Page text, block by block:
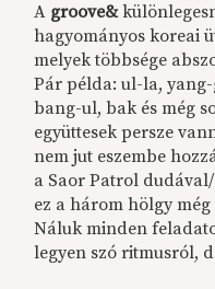
A groove&
hagyományos koreai
melyek többsége
Pár példa: ul-la,
bang-ul, bak és még
együttesek persze
nem jut eszembe
a Saor Patrol
ez a három hölgy
Náluk minden
legyen szó ritmusról,